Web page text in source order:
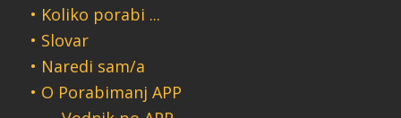
• Koliko porabi ...
• Slovar
• Naredi sam/a
• O Porabimanj APP